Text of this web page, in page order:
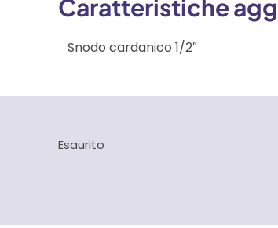
Caratteristiche
Snodo cardanico 1/2″
Esaurito